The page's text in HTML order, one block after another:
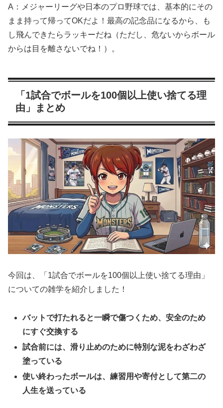
A：メジャーリーグや日本のプロ野球では、基本的にその
まま持って帰ってOKだよ！最高の記念品になるから、も
し飛んできたらラッキーだね（ただし、危ないからボール
からは目を離さないでね！）。
「1試合でボールを100個以上使い捨てる理
由」まとめ
今回は、「1試合でボールを100個以上使い捨てる理由」
についての雑学を紹介しました！
バットで打たれると一瞬で傷つくため、安全のため
にすぐ交換する
試合前には、滑り止めのために特別な泥をわざわざ
塗っている
使い終わったボールは、練習用や寄付として第二の
人生を送っている